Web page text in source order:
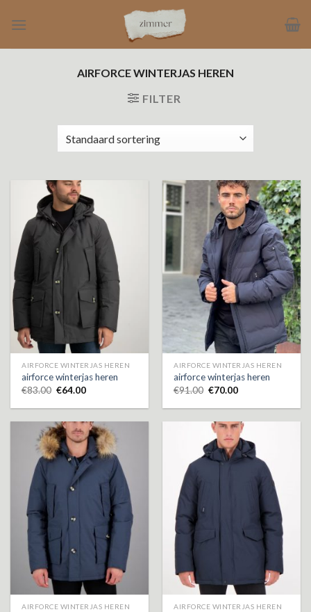
naar
AIRFORCE WINTERJAS HEREN
FILTER
AIRFORCE WINTERJAS HEREN
airforce winterjas heren
€83.00 €64.00
AIRFORCE WINTERJAS HEREN
airforce winterjas heren
€91.00 €70.00
AIRFORCE WINTERJAS HEREN AIRFORCE WINTERJAS HEREN